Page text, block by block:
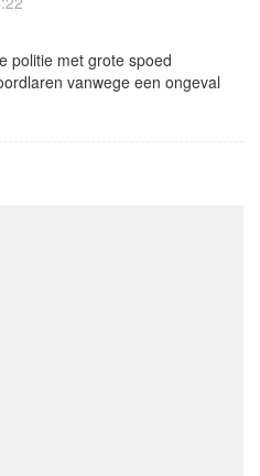
politie met grote spoed
vanwege een ongeval